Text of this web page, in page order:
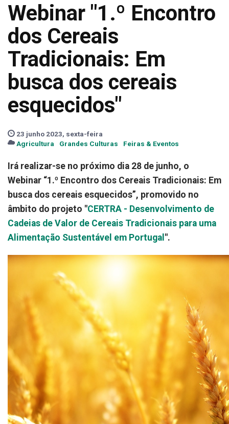
Webinar "1.º Encontro
dos Cereais
Tradicionais: Em
busca dos cereais
esquecidos"
23 junho 2023, sexta-feira
Agricultura
Grandes Culturas Feiras & Eventos
Irá realizar-se no próximo dia 28 de junho, o
Webinar “1.º Encontro dos Cereais Tradicionais: Em
busca dos cereais esquecidos”, promovido no
âmbito do projeto "CERTRA - Desenvolvimento de
Cadeias de Valor de Cereais Tradicionais para uma
Alimentação Sustentável em Portugal ".